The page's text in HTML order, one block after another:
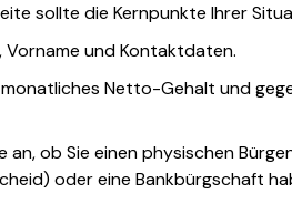
sollte die Kernpunkte Ihrer
Vorname und Kontaktdaten.
Netto-Gehalt und
an, ob Sie einen physischen
oder eine Bankbürgschaft